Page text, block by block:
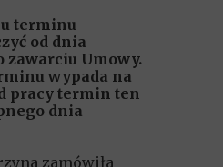
terminu
od dnia
zawarciu Umowy.
wypada na
pracy termin ten
dnia
zamówiła